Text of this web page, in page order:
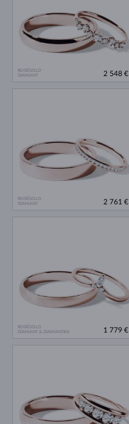
ROSÉGOLD
DIAMANT
2 548 €
ROSÉGOLD
DIAMANT
2 761 €
ROSÉGOLD
DIAMANT & DIAMANTEN
1 779 €